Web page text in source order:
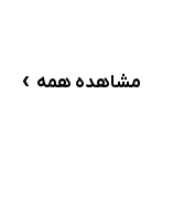
مشاهده همه ›